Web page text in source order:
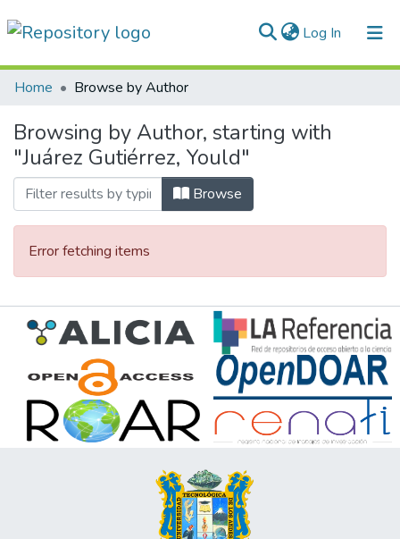
Log In (current)
Communities & Collections
All of DSpace
Normativas
Home Browse by Author
Browsing by Author, starting with
"Juárez Gutiérrez, Yould"
Browse
Error fetching items